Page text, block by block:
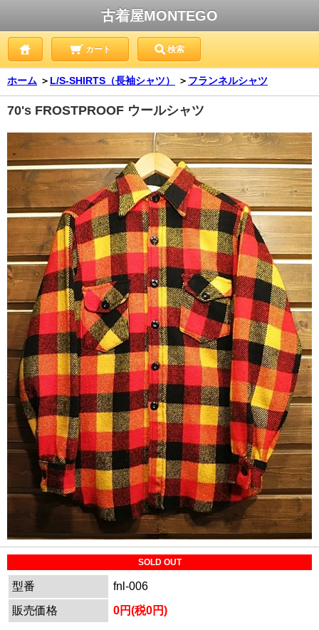
古着屋MONTEGO
カート 検索
ホーム ＞ L/S-SHIRTS（長袖シャツ） ＞ フランネルシャツ
70's FROSTPROOF ウールシャツ
SOLD OUT
型番
fnl-006
販売価格
0円(税0円)